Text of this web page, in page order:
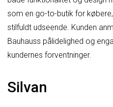
som en go-to-butik for
stilfuldt udseende. Kunden
Bauhauss pålidelighed og
kundernes forventninger.
Silvan